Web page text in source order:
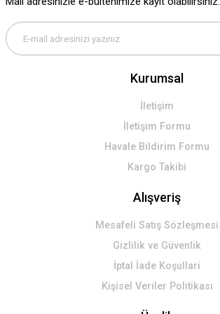
Kurumsal
İletişim
İletişim Formu
Havale Bildirim Formu
Kargo Takibi
Alışveriş
Mesafeli Satış Sözleşmesi
Gizlilik ve Güvenlik
İptal İade Koşullari
Kişisel Veriler Politikası